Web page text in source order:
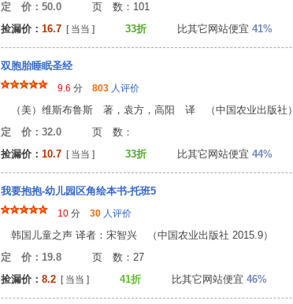
定 价：50.0 页 数：101
捡漏价： 16.7 [ 当当 ] 33折 比其它网站便宜 41%
双胞胎睡眠圣经
9.6 分 803 人评价
（美）维斯布鲁斯 著，袁方，高阳 译 （中国农业出版社）
定 价：32.0 页 数：
捡漏价： 10.7 [ 当当 ] 33折 比其它网站便宜 44%
我要抱抱-幼儿园区角绘本书-托班5
10 分 30 人评价
韩国儿童之声 译者：宋智兴 （中国农业出版社 2015.9）
定 价：19.8 页 数：27
捡漏价： 8.2 [ 当当 ] 41折 比其它网站便宜 46%